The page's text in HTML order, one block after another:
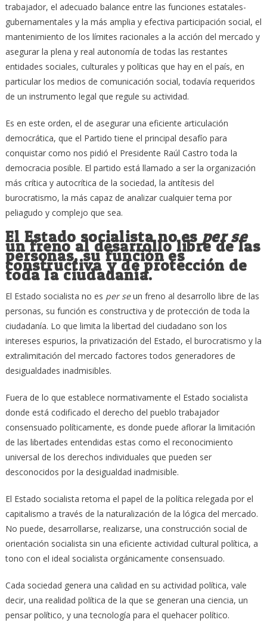
trabajador, el adecuado balance entre las funciones estatales-
gubernamentales y la más amplia y efectiva participación social, el
mantenimiento de los límites racionales a la acción del mercado y
asegurar la plena y real autonomía de todas las restantes
entidades sociales, culturales y políticas que hay en el país, en
particular los medios de comunicación social, todavía requeridos
de un instrumento legal que regule su actividad.
Es en este orden, el de asegurar una eficiente articulación
democrática, que el Partido tiene el principal desafío para
conquistar como nos pidió el Presidente Raúl Castro toda la
democracia posible. El partido está llamado a ser la organización
más crítica y autocrítica de la sociedad, la antítesis del
burocratismo, la más capaz de analizar cualquier tema por
peliagudo y complejo que sea.
El Estado socialista no es per se
un freno al desarrollo libre de las
personas, su función es
constructiva y de protección de
toda la ciudadanía.
El Estado socialista no es per seun freno al desarrollo libre de las
personas, su función es constructiva y de protección de toda la
ciudadanía. Lo que limita la libertad del ciudadano son los
intereses espurios, la privatización del Estado, el burocratismo y la
extralimitación del mercado factores todos generadores de
desigualdades inadmisibles.
Fuera de lo que establece normativamente el Estado socialista
donde está codificado el derecho del pueblo trabajador
consensuado políticamente, es donde puede aflorar la limitación
de las libertades entendidas estas como el reconocimiento
universal de los derechos individuales que pueden ser
desconocidos por la desigualdad inadmisible.
El Estado socialista retoma el papel de la política relegada por el
capitalismo a través de la naturalización de la lógica del mercado.
No puede, desarrollarse, realizarse, una construcción social de
orientación socialista sin una eficiente actividad cultural política, a
tono con el ideal socialista orgánicamente consensuado.
Cada sociedad genera una calidad en su actividad política, vale
decir, una realidad política de la que se generan una ciencia, un
pensar político, y una tecnología para el quehacer político.